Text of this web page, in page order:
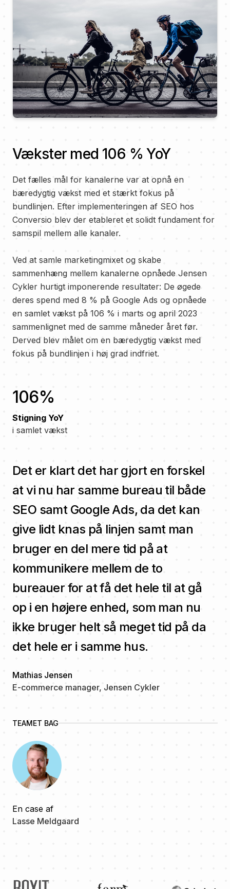
Vækster med 106 % YoY
Det fælles mål for kanalerne var at opnå en
bæredygtig vækst med et stærkt fokus på
bundlinjen. Efter implementeringen af SEO hos
Conversio blev der etableret et solidt fundament for
samspil mellem alle kanaler.
Ved at samle marketingmixet og skabe
sammenhæng mellem kanalerne opnåede Jensen
Cykler hurtigt imponerende resultater: De øgede
deres spend med 8 % på Google Ads og opnåede
en samlet vækst på 106 % i marts og april 2023
sammenlignet med de samme måneder året før.
Derved blev målet om en bæredygtig vækst med
fokus på bundlinjen i høj grad indfriet.
106%
Stigning YoY
i samlet vækst
Det er klart det har gjort en forskel
at vi nu har samme bureau til både
SEO samt Google Ads, da det kan
give lidt knas på linjen samt man
bruger en del mere tid på at
kommunikere mellem de to
bureauer for at få det hele til at gå
op i en højere enhed, som man nu
ikke bruger helt så meget tid på da
det hele er i samme hus.
Mathias Jensen
E-commerce manager, Jensen Cykler
TEAMET BAG
En case af
Lasse Meldgaard